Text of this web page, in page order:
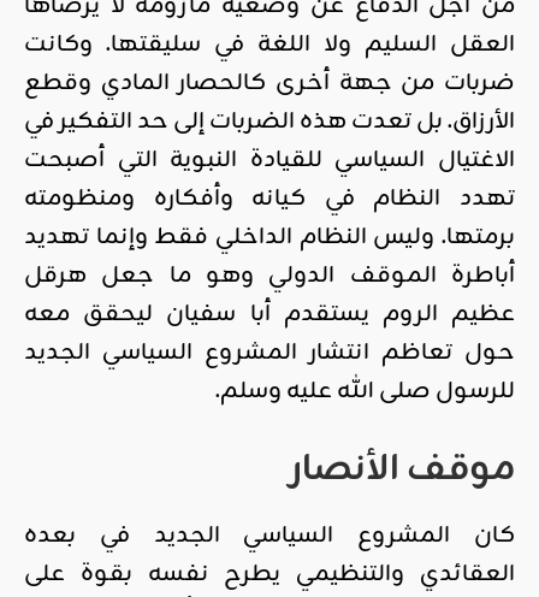
العقل السليم ولا اللغة في سليقتها. وكانت
ضربات من جهة أخرى كالحصار المادي وقطع
الأرزاق. بل تعدت هذه الضربات إلى حد التفكير في
الاغتيال السياسي للقيادة النبوية التي أصبحت
تهدد النظام في كيانه وأفكاره ومنظومته
برمتها. وليس النظام الداخلي فقط وإنما تهديد
أباطرة الموقف الدولي وهو ما جعل هرقل
عظيم الروم يستقدم أبا سفيان ليحقق معه
حول تعاظم انتشار المشروع السياسي الجديد
للرسول صلى الله عليه وسلم.
موقف الأنصار
كان المشروع السياسي الجديد في بعده
العقائدي والتنظيمي يطرح نفسه بقوة على